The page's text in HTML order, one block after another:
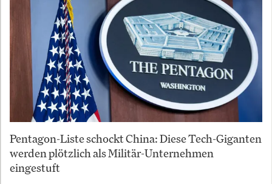
Pentagon-Liste schockt China: Diese Tech-Giganten
werden plötzlich als Militär-Unternehmen
eingestuft